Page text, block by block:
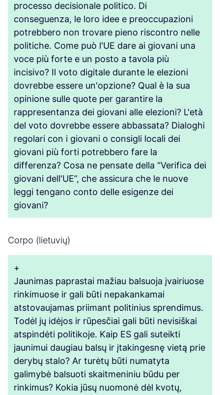
processo decisionale politico. Di
conseguenza, le loro idee e preoccupazioni
potrebbero non trovare pieno riscontro nelle
politiche. Come può l'UE dare ai giovani una
voce più forte e un posto a tavola più
incisivo? Il voto digitale durante le elezioni
dovrebbe essere un'opzione? Qual è la sua
opinione sulle quote per garantire la
rappresentanza dei giovani alle elezioni? L'età
del voto dovrebbe essere abbassata? Dialoghi
regolari con i giovani o consigli locali dei
giovani più forti potrebbero fare la
differenza? Cosa ne pensate della “Verifica dei
giovani dell'UE”, che assicura che le nuove
leggi tengano conto delle esigenze dei
giovani?
Corpo (lietuvių)
+
Jaunimas paprastai mažiau balsuoja įvairiuose
rinkimuose ir gali būti nepakankamai
atstovaujamas priimant politinius sprendimus.
Todėl jų idėjos ir rūpesčiai gali būti nevisiškai
atspindėti politikoje. Kaip ES gali suteikti
jaunimui daugiau balsų ir įtakingesnę vietą prie
derybų stalo? Ar turėtų būti numatyta
galimybė balsuoti skaitmeniniu būdu per
rinkimus? Kokia jūsų nuomonė dėl kvotų,